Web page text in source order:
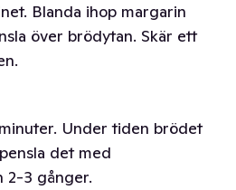
Blanda ihop margarin
över brödytan. Skär ett
Under tiden brödet
det med
2-3 gånger.